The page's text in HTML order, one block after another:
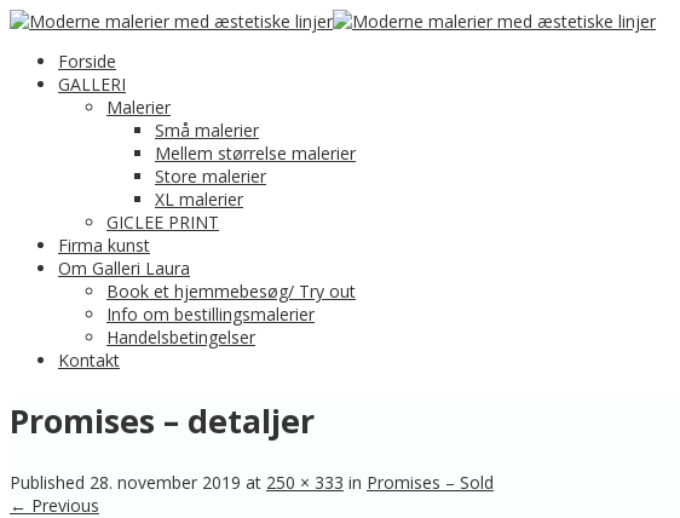
Forside
GALLERI
Malerier
Små malerier
Mellem størrelse malerier
Store malerier
XL malerier
GICLEE PRINT
Firma kunst
Om Galleri Laura
Book et hjemmebesøg/ Try out
Info om bestillingsmalerier
Handelsbetingelser
Kontakt
Promises – detaljer
Published 28. november 2019 at 250 × 333 in Promises – Sold
← Previous